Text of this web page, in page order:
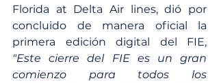
Florida at Delta Air lines, dió por
concluido de manera oficial la
"Este cierre del FIE es un gran
comienzo para todos los